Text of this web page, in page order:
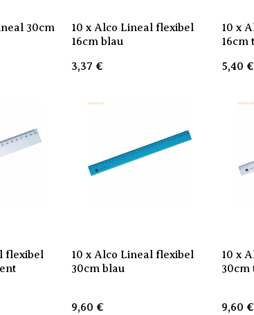
30cm
10 x Alco Lineal flexibel
16cm blau
3,37 €
10 x
16cm
5,40 €
flexibel
10 x Alco Lineal flexibel
30cm blau
9,60 €
10 x
9,60 €